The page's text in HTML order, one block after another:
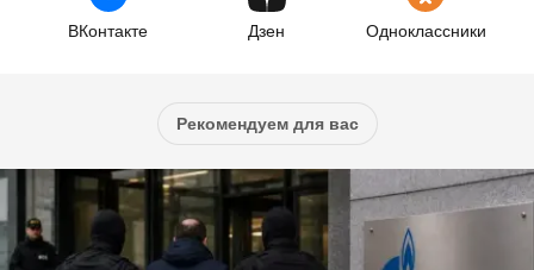
ВКонтакте Дзен Одноклассники
Рекомендуем для вас